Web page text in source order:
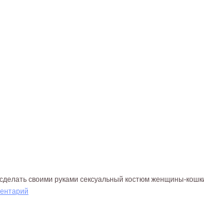
своими руками сексуальный костюм женщины-